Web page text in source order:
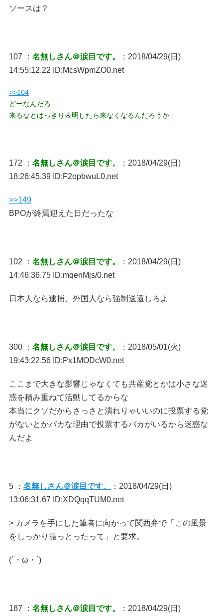
ソースは？
107 ： 名無しさん＠涙目です。
：2018/04/29(日)
14:55:12.22 ID:McsWpmZO0.net
>>104
どーなんだろ
来るなとはっきり表明したら来なくなるんだろうか
172 ： 名無しさん＠涙目です。
：2018/04/29(日)
18:26:45.39 ID:F2opbwuL0.net
>>149
BPOが終焉迎えた日だったな
102 ： 名無しさん＠涙目です。
：2018/04/29(日)
14:46:36.75 ID:mqenMjs/0.net
日本人なら逮捕、外国人なら強制送還しろよ
300 ： 名無しさん＠涙目です。
：2018/05/01(火)
19:43:22.56 ID:Px1MODcW0.net
ここまで大きな影響じゃなくても共産党とかは小さな迷
惑を積み重ねて活動してるからな
本当にクソだからさっさと潰れりゃいいのに投票する党
がないとかバカな理由で投票するバカがいるから迷惑な
んだよ
5 ： 名無しさん＠涙目です。
：2018/04/29(日)
13:06:31.67 ID:XDQqqTUM0.net
> カメラを手にした筆者に向かって関西弁で「この風景
をしっかり撮っとったって」と要求。
(´・ω・`)
187 ： 名無しさん＠涙目です。
：2018/04/29(日)